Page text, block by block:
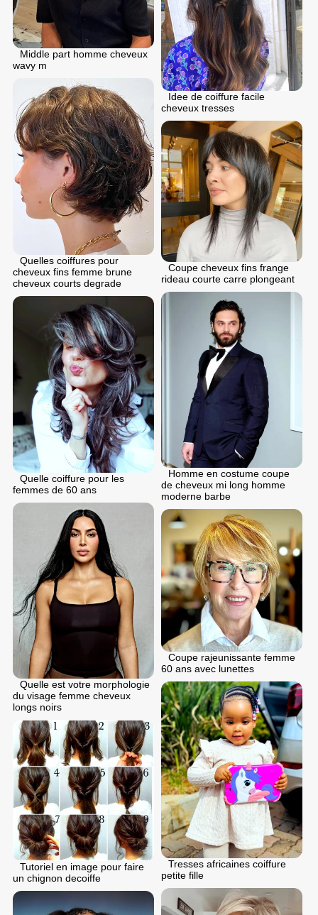
Middle part homme cheveux
wavy m
Idee de coiffure facile
cheveux tresses
Quelles coiffures pour
cheveux fins femme brune
cheveux courts degrade
Coupe cheveux fins frange
rideau courte carre plongeant
Homme en costume coupe
de cheveux mi long homme
moderne barbe
Quelle coiffure pour les
femmes de 60 ans
Quelle est votre morphologie
du visage femme cheveux
longs noirs
Coupe rajeunissante femme
60 ans avec lunettes
Tresses africaines coiffure
petite fille
Tutoriel en image pour faire
un chignon decoiffe